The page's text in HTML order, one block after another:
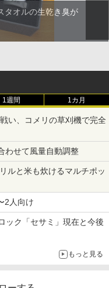
タオルの生乾き臭が
1週間 1カ月
い、コメリの草刈機で完全
せて風量自動調整
ルと米も炊けるマルチポッ
2人向け
ック「セサミ」現在と今後
もっと見る